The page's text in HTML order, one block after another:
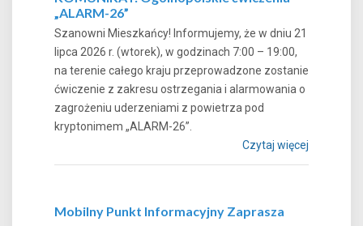
„ALARM-26”
Szanowni Mieszkańcy! Informujemy, że w dniu 21
lipca 2026 r. (wtorek), w godzinach 7:00 – 19:00,
na terenie całego kraju przeprowadzone zostanie
ćwiczenie z zakresu ostrzegania i alarmowania o
zagrożeniu uderzeniami z powietrza pod
kryptonimem „ALARM-26”.
Czytaj więcej
Mobilny Punkt Informacyjny Zaprasza